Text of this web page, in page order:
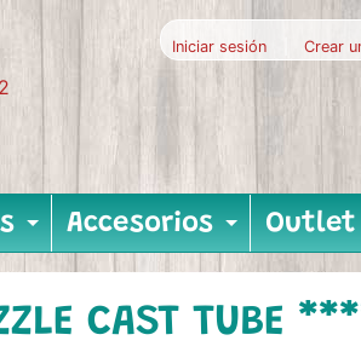
Iniciar sesión Crear
child menu
Expand child
Accesorios Outlet
CAST TUBE